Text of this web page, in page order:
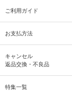
ご利用ガイド
お支払方法
キャンセル
返品交換・不良品
特集一覧